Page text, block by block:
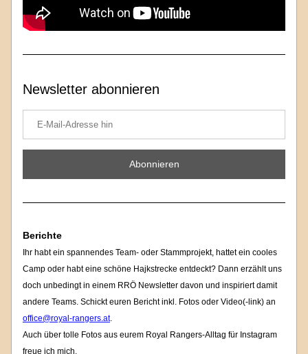
Newsletter abonnieren
Abonnieren
Berichte
Ihr habt ein spannendes Team- oder Stammprojekt, hattet ein cooles
Camp oder habt eine schöne Hajkstrecke entdeckt? Dann erzählt uns
doch unbedingt in einem RRÖ Newsletter davon und inspiriert damit
office@royal-rangers.at.
Auch über tolle Fotos aus eurem Royal Rangers-Alltag für Instagram
freue ich mich.